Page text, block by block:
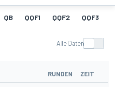
QB QQF1 QQF2 QQF3
Alle Daten
RUNDEN ZEIT